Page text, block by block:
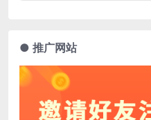
● 推广网站